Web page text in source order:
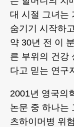
대 시절 그녀는
숨기기 시작하
약 30년 전 이
른 부위의 건강
다고 믿는 연구
2001년 영국의
논문 중 하나는
츠하이머병 위